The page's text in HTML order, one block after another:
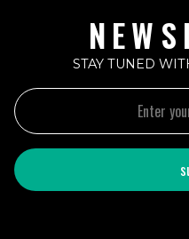
STAY TUNED